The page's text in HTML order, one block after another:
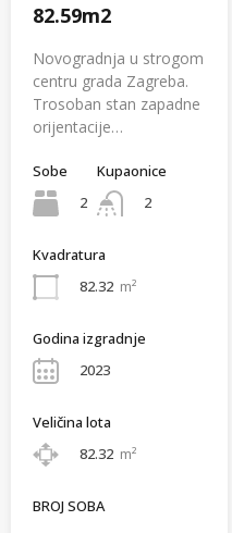
82.59m2
Novogradnja u strogom
centru grada Zagreba.
Trosoban stan zapadne
orijentacije…
Sobe
2
Kupaonice
2
Kvadratura
82.32 m²
Godina izgradnje
2023
Veličina lota
82.32 m²
BROJ SOBA